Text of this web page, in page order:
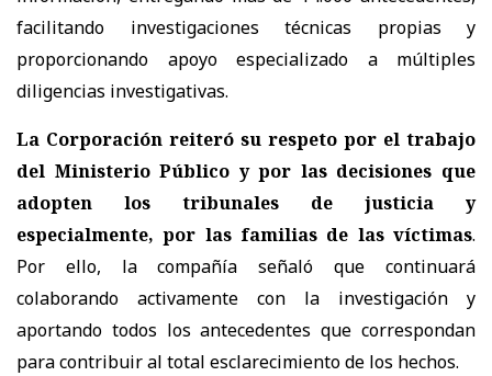
facilitando investigaciones técnicas propias y
proporcionando apoyo especializado a múltiples
diligencias investigativas.
La Corporación reiteró su respeto por el trabajo
del Ministerio Público y por las decisiones que
adopten los tribunales de justicia y
especialmente, por las familias de las víctimas.
Por ello, la compañía señaló que continuará
colaborando activamente con la investigación y
aportando todos los antecedentes que correspondan
para contribuir al total esclarecimiento de los hechos.